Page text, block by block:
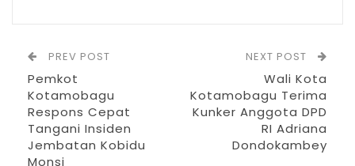
ujar Sugiarto.
Lebih lanjut, Sugiarto menegaskan bahwa
bayar pajak Kendaraan bermotor itu
kewajiban, bukti nyata dan dukungan
PREV POST
Pemkot
Kotamobagu
Respons Cepat
Tangani Insiden
Jembatan Kobidu
Monsi
NEXT POST
Wali Kota
Kotamobagu Terima
Kunker Anggota DPD
RI Adriana
Dondokambey